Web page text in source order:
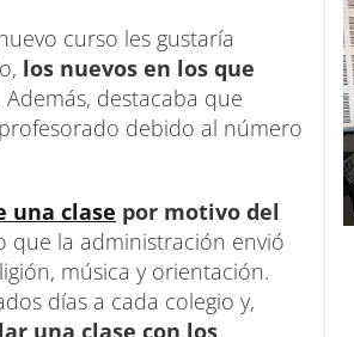
curso les gustaría
los nuevos en los que
Además, destacaba que
debido al número
una clase por motivo del
que la administración envió
música y orientación.
días a cada colegio y,
una clase con los